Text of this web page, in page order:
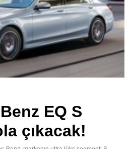
EQ S
çıkacak!